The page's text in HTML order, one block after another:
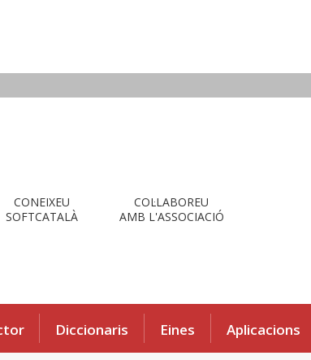
CONEIXEU
SOFTCATALÀ
COL·LABOREU
AMB L'ASSOCIACIÓ
Diccionaris Eines Aplicacions